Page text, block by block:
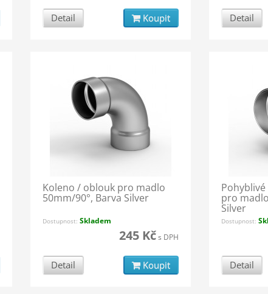
Detail Koupit Detail
Koleno / oblouk pro madlo
50mm/90°, Barva Silver
Dostupnost: Skladem
245 Kčs DPH
Detail Koupit
pro
Silver
Dostupnost:
Detail